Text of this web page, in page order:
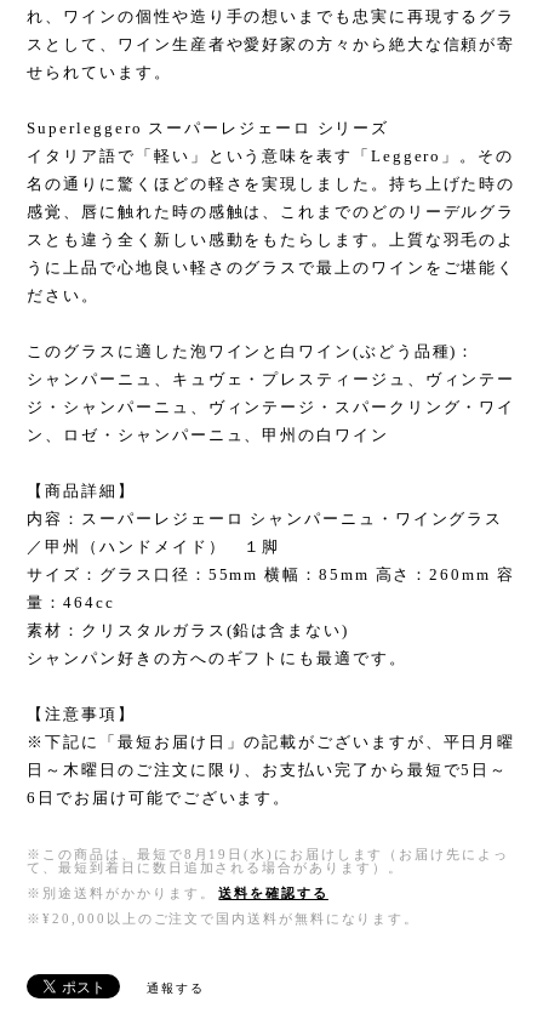
れ、ワインの個性や造り手の想いまでも忠実に再現するグラ
スとして、ワイン生産者や愛好家の方々から絶大な信頼が寄
せられています。
Superleggero スーパーレジェーロ シリーズ
イタリア語で「軽い」という意味を表す「Leggero」。その
名の通りに驚くほどの軽さを実現しました。持ち上げた時の
感覚、唇に触れた時の感触は、これまでのどのリーデルグラ
スとも違う全く新しい感動をもたらします。上質な羽毛のよ
うに上品で心地良い軽さのグラスで最上のワインをご堪能く
ださい。
このグラスに適した泡ワインと白ワイン(ぶどう品種)：
シャンパーニュ、キュヴェ・プレスティージュ、ヴィンテー
ジ・シャンパーニュ、ヴィンテージ・スパークリング・ワイ
ン、ロゼ・シャンパーニュ、甲州の白ワイン
【商品詳細】
内容：スーパーレジェーロ シャンパーニュ・ワイングラス
／甲州（ハンドメイド） １脚
サイズ：グラス口径：55mm 横幅：85mm 高さ：260mm 容
量：464cc
素材：クリスタルガラス(鉛は含まない)
シャンパン好きの方へのギフトにも最適です。
【注意事項】
※下記に「最短お届け日」の記載がございますが、平日月曜
日～木曜日のご注文に限り、お支払い完了から最短で5日～
6日でお届け可能でございます。
※この商品は、最短で8月19日(水)にお届けします（お届け先によっ
て、最短到着日に数日追加される場合があります）。
※別途送料がかかります。
送料を確認する
※¥20,000以上のご注文で国内送料が無料になります。
通報する